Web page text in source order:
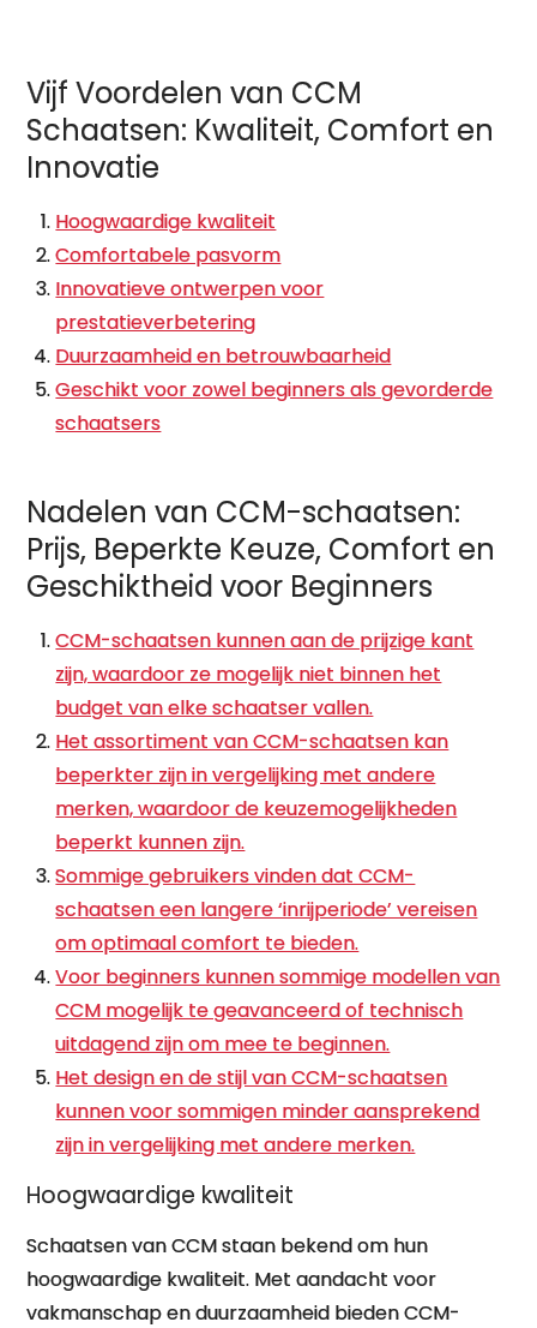
Vijf Voordelen van CCM
Schaatsen: Kwaliteit, Comfort en
Innovatie
Hoogwaardige kwaliteit
Comfortabele pasvorm
Innovatieve ontwerpen voor
prestatieverbetering
Duurzaamheid en betrouwbaarheid
Geschikt voor zowel beginners als gevorderde
schaatsers
Nadelen van CCM-schaatsen:
Prijs, Beperkte Keuze, Comfort en
Geschiktheid voor Beginners
CCM-schaatsen kunnen aan de prijzige kant
zijn, waardoor ze mogelijk niet binnen het
budget van elke schaatser vallen.
Het assortiment van CCM-schaatsen kan
beperkter zijn in vergelijking met andere
merken, waardoor de keuzemogelijkheden
beperkt kunnen zijn.
Sommige gebruikers vinden dat CCM-
schaatsen een langere ‘inrijperiode’ vereisen
om optimaal comfort te bieden.
Voor beginners kunnen sommige modellen van
CCM mogelijk te geavanceerd of technisch
uitdagend zijn om mee te beginnen.
Het design en de stijl van CCM-schaatsen
kunnen voor sommigen minder aansprekend
zijn in vergelijking met andere merken.
Hoogwaardige kwaliteit
Schaatsen van CCM staan bekend om hun
hoogwaardige kwaliteit. Met aandacht voor
vakmanschap en duurzaamheid bieden CCM-